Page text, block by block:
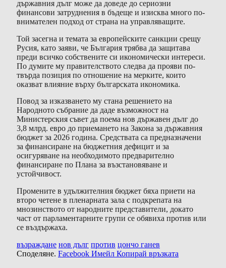
държавния дълг може да доведе до сериозни
финансови затруднения в бъдеще и изисква много по-
внимателен подход от страна на управляващите.
Той засегна и темата за европейските санкции срещу
Русия, като заяви, че България трябва да защитава
преди всичко собствените си икономически интереси.
По думите му правителството следва да прояви по-
твърда позиция по отношение на мерките, които
оказват влияние върху българската икономика.
Повод за изказването му стана решението на
Народното събрание да даде възможност на
Министерския съвет да поема нов държавен дълг до
3,8 млрд. евро до приемането на Закона за държавния
бюджет за 2026 година. Средствата са предназначени
за финансиране на бюджетния дефицит и за
осигуряване на необходимото предварително
финансиране по Плана за възстановяване и
устойчивост.
Промените в удължителния бюджет бяха приети на
второ четене в пленарната зала с подкрепата на
мнозинството от народните представители, докато
част от парламентарните групи се обявиха против или
се въздържаха.
възраждане нов дълг против цончо ганев
Споделяне. Facebook Имейл Копирай връзката